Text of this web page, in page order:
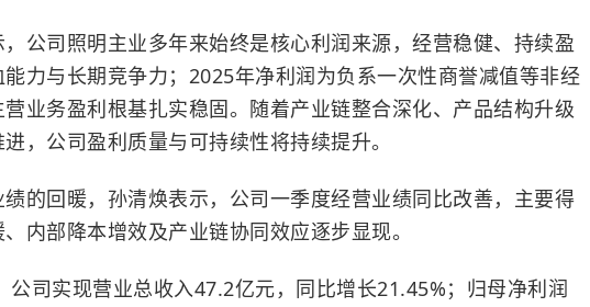
公司照明主业多年来始终是核心利润来源，经营稳健、持续盈
力与长期竞争力；2025年净利润为负系一次性商誉减值等非经
业务盈利根基扎实稳固。随着产业链整合深化、产品结构升级
，公司盈利质量与可持续性将持续提升。
的回暖，孙清焕表示，公司一季度经营业绩同比改善，主要得
内部降本增效及产业链协同效应逐步显现。
公司实现营业总收入47.2亿元，同比增长21.45%；归母净利润